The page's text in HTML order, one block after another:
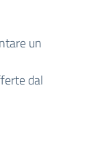
un
dal